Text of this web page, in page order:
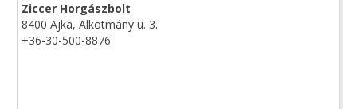
Ziccer Horgászbolt
8400 Ajka, Alkotmány u. 3.
+36-30-500-8876